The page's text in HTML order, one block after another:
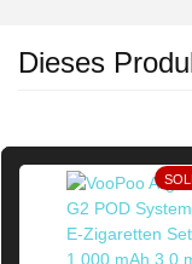
Dieses